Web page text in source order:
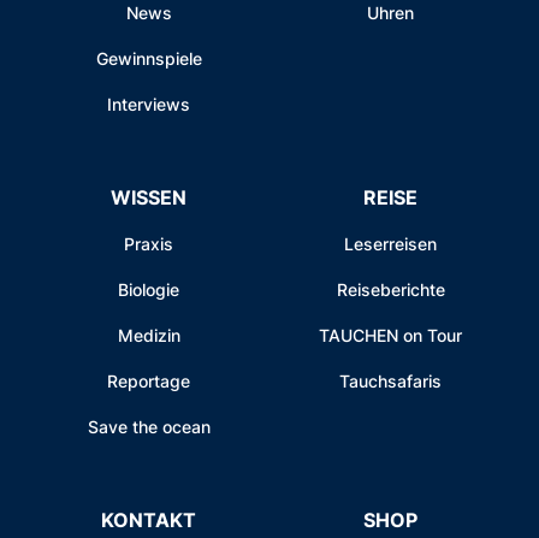
News
Gewinnspiele
Interviews
Uhren
WISSEN
Praxis
Biologie
Medizin
Reportage
Save the ocean
REISE
Leserreisen
Reiseberichte
TAUCHEN on Tour
Tauchsafaris
KONTAKT SHOP